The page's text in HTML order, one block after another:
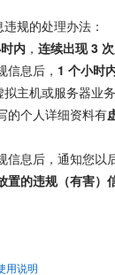
规的处理办法：
内 ， 连续出现 3 次
息后， 1 个小时
主机或服务器业务
的个人详细资料有
息后，通知您以
置的违规（有害）
用说明